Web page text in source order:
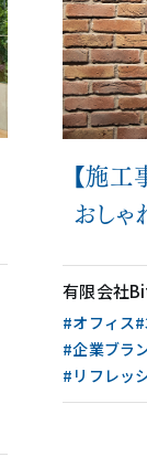
【施
おしゃ
有限会社
#オフィス
#企業ブラ
#リフレッ